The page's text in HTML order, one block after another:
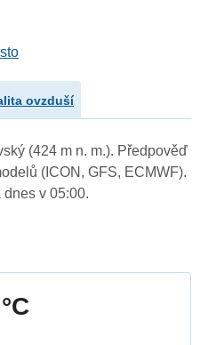
ovzduší
(424 m n. m.). Předpověď
(ICON, GFS, ECMWF).
v 05:00.